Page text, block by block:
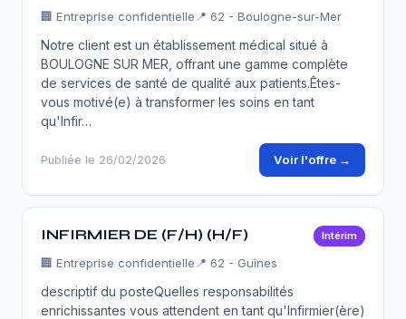
🏢 Entreprise confidentielle 📍 62 - Boulogne-sur-Mer
Notre client est un établissement médical situé à
BOULOGNE SUR MER, offrant une gamme complète
de services de santé de qualité aux patients.Êtes-
vous motivé(e) à transformer les soins en tant
qu'Infir…
Publiée le 26/02/2026 Voir l'offre →
INFIRMIER DE (F/H) (H/F) Intérim
🏢 Entreprise confidentielle 📍 62 - Guînes
descriptif du posteQuelles responsabilités
enrichissantes vous attendent en tant qu'Infirmier(ère)